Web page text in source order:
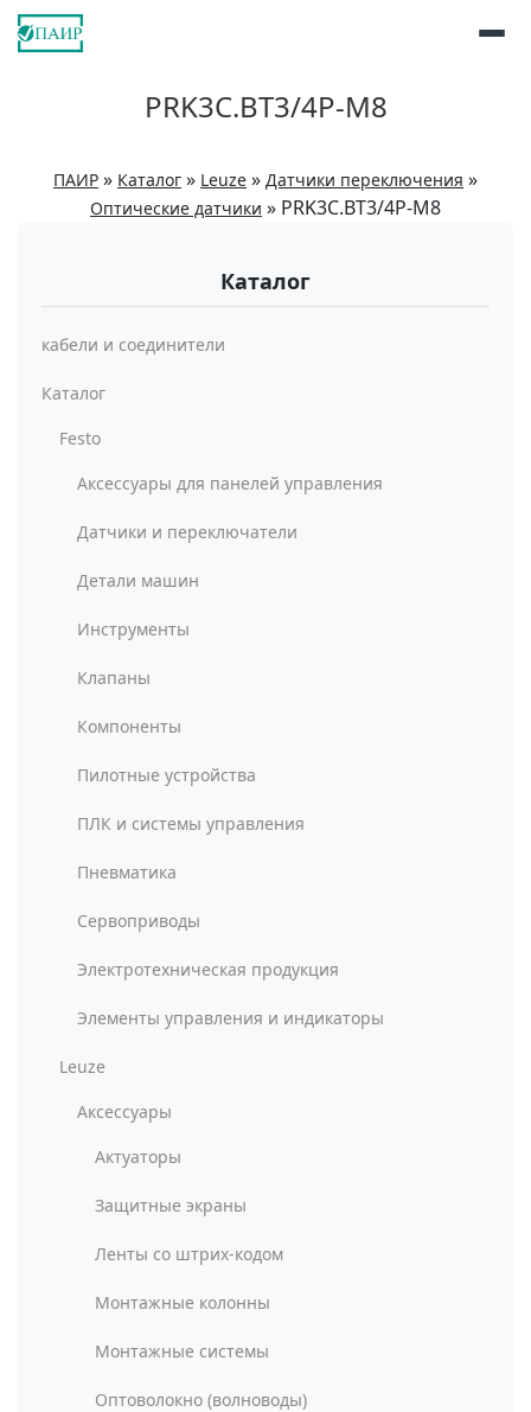
PRK3C.BT3/4P-M8
ПАИР » Каталог » Leuze » Датчики переключения »
Оптические датчики » PRK3C.BT3/4P-M8
Каталог
кабели и соединители
Каталог
Festo
Аксессуары для панелей управления
Датчики и переключатели
Детали машин
Инструменты
Клапаны
Компоненты
Пилотные устройства
ПЛК и системы управления
Пневматика
Сервоприводы
Электротехническая продукция
Элементы управления и индикаторы
Leuze
Аксессуары
Актуаторы
Защитные экраны
Ленты со штрих-кодом
Монтажные колонны
Монтажные системы
Оптоволокно (волноводы)